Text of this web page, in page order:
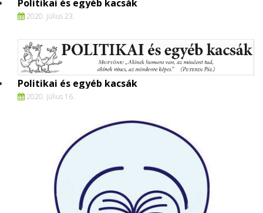
Politikai és egyéb kacsák
2020. július 23.
Politikai és egyéb kacsák
2020. július 16.